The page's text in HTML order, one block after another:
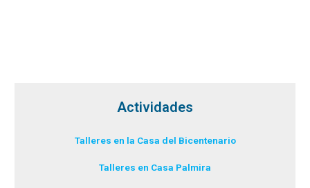
Actividades
Talleres en la Casa del Bicentenario
Talleres en Casa Palmira